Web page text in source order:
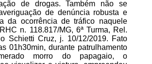
de drogas. Também não se
de denúncia robusta e
da ocorrência de tráfico naquele
n. 118.817/MG, 6ª Turma, Rel.
Schietti Cruz, j. 10/12/2019. Fato
01h30min, durante patrulhamento
morro do papagaio, o